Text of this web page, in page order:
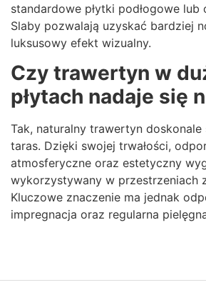
standardowe płytki podłogowe lub
Slaby pozwalają uzyskać bardziej
luksusowy efekt wizualny.
Czy trawertyn w
płytach nadaje się
Tak, naturalny trawertyn doskonale
taras. Dzięki swojej trwałości,
atmosferyczne oraz estetyczny
wykorzystywany w przestrzeniach
Kluczowe znaczenie ma jednak
impregnacja oraz regularna